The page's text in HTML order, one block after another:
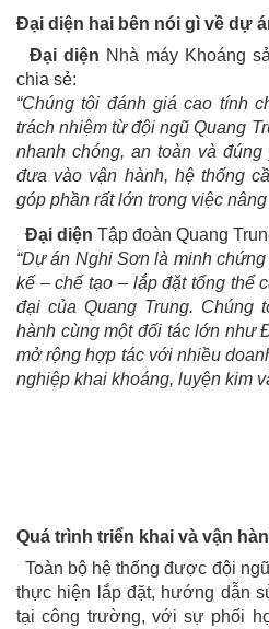
Đại diện hai bên nói gì về dự
Đại diện Nhà máy Khoáng
chia sẻ:
“Chúng tôi đánh giá cao tính
trách nhiệm từ đội ngũ Quang
nhanh chóng, an toàn và
đưa vào vận hành, hệ thống
góp phần rất lớn trong việc nâng
Đại diện Tập đoàn Quang
“Dự án Nghi Sơn là minh
kế – chế tạo – lắp đặt tổng thể
đại của Quang Trung. Chúng
hành cùng một đối tác lớn như
mở rộng hợp tác với nhiều
nghiệp khai khoáng, luyện kim
Quá trình triển khai và vận
Toàn bộ hệ thống được đội
thực hiện lắp đặt, hướng dẫn
tại công trường, với sự phối